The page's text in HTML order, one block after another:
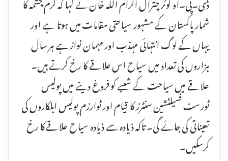
شمار پاکستان کے مشہور سیاحتی مقامات میں ہوتا ہے اور
یہاں کے لوگ انتہائی مہذب اور مہمان نواز ہے ہر سال
ہزاروں کی تعداد میں سیاح اس علاقے کا رخ کرتے ہیں۔
علاقے میں سیاحت کے شعبے کو فروغ دینے میں پولیس
ٹورسٹ فسیلٹشین سنٹرز کا قیام اور ٹوارزم پولیس اہلکاروں کی
تعیناتی کی جائے گی۔ تاکہ ذیادہ سے ذیادہ سیاح علاقے کا رخ
کرسکیں۔